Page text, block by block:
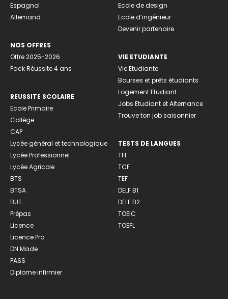
Espagnol
Allemand
NOS OFFRES
Offre 2025-2026
Pack Réussite 4 ans
REUSSITE SCOLAIRE
Ecole Primaire
Collège
CAP
Lycée général et technologique
Lycée Professionnel
Lycée Agricole
BTS
BTSA
BUT
Prépas
Licence
Licence Pro
DN Made
PASS
Diplome infirmier
Ecole de design
Ecole d’ingénieur
Devenir partenaire
VIE ETUDIANTE
Vie Etudiante
Bourses et prêts étudiants
Logement Etudiant
Jobs Etudiant et Alternance
Trouve ton job saisonnier
TESTS DE LANGUES
TFI
TCF
TEF
DELF B1
DELF B2
TOEIC
TOEFL